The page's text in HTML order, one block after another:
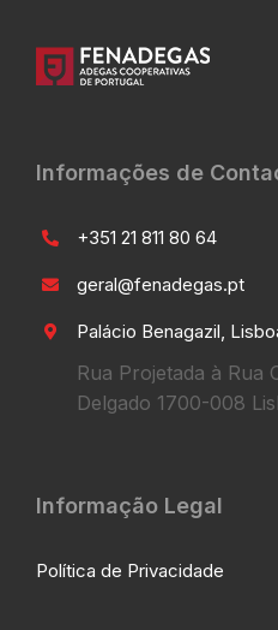
Informações de
+351 21 811 80 64
geral@fenadegas.pt
Palácio Benagazil,
Rua Projetada à
Delgado 1700-008
Informação Legal
Política de Privacidade